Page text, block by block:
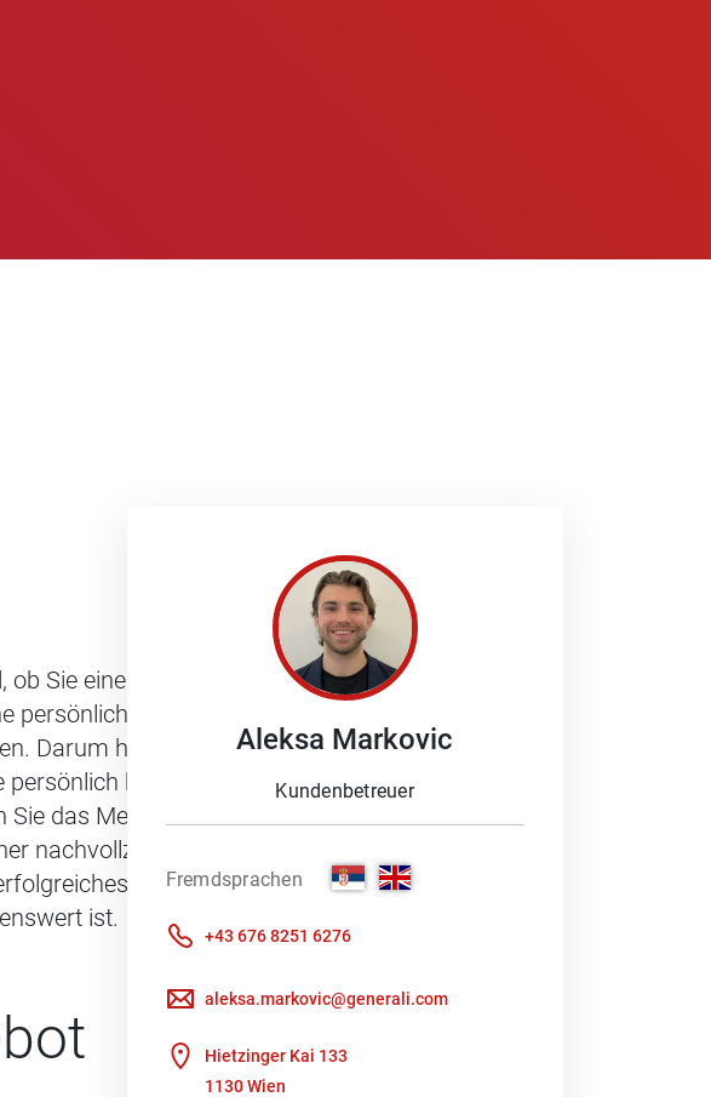
Aleksa Markovic
Kundenbetreuer
Fremdsprachen
+43 676 8251 6276
aleksa.markovic@generali.com
Hietzinger Kai 133
1130 Wien
Sie einen Schaden melden möchten oder ein
Beratung braucht. Denn besonders im
Darum helfe ich Ihnen gerne, Ihre Fragen zu
bei Ihnen vorbei oder wir kümmern uns
das Meine Generali Kundenportal nutzen, um
nachvollziehbaren und transparent geführten
digitales Tool. Damit finden wir
ist.